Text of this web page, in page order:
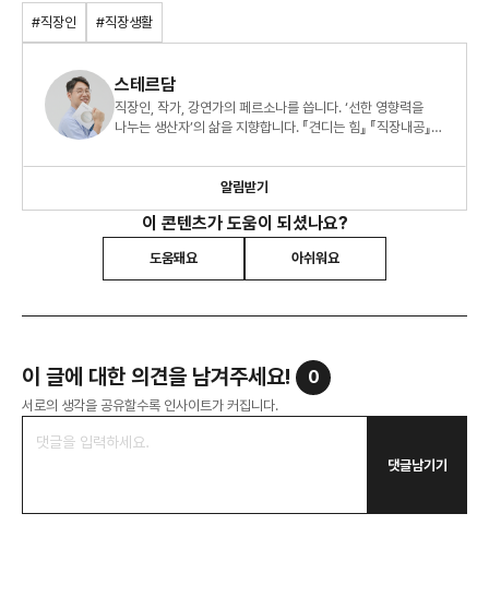
#직장인 #직장생활
스테르담
직장인, 작가, 강연가의 페르소나를 씁니다. ‘선한 영향력을
나누는 생산자’의 삶을 지향합니다. 『견디는 힘』 『직장내공』
알림받기
이 콘텐츠가 도움이 되셨나요?
도움돼요 아쉬워요
이 글에 대한 의견을 남겨주세요! 0
서로의 생각을 공유할수록 인사이트가 커집니다.
댓글남기기